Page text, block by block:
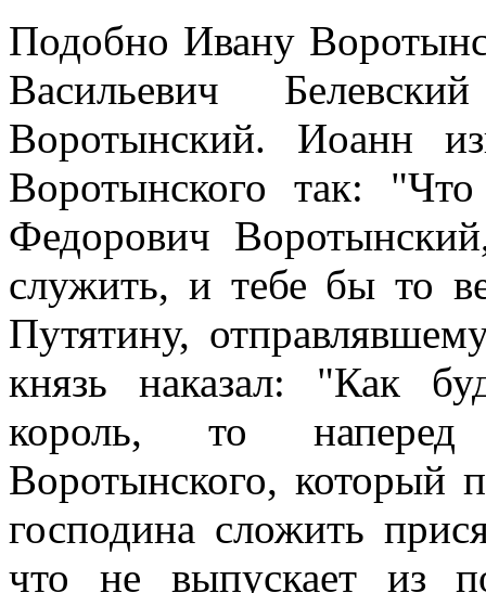
Подобно Ивану
Васильевич
Воротынский. Иоанн
Воротынского так:
Федорович
служить, и тебе бы то
Путятину,
князь наказал: "Как
король, то наперед
Воротынского, который
господина сложить
что не выпускает из